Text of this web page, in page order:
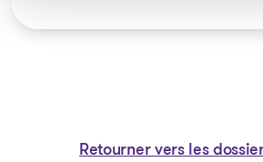
Retourner vers les